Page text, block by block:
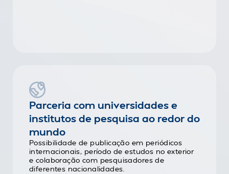
Parceria com universidades e
institutos de pesquisa ao redor do
mundo
Possibilidade de publicação em periódicos
internacionais, período de estudos no exterior
e colaboração com pesquisadores de
diferentes nacionalidades.